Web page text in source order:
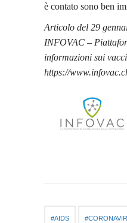
è contato sono ben
Articolo del 29
INFOVAC –
informazioni sui
https://
AIDS